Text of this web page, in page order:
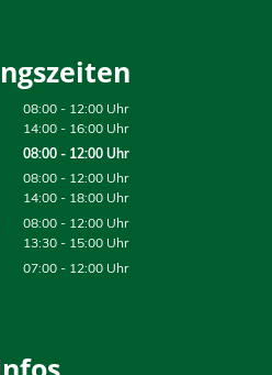
08:00 - 12:00 Uhr
14:00 - 16:00 Uhr
08:00- 12:00Uhr
08:00 - 12:00 Uhr
14:00 - 18:00 Uhr
08:00 - 12:00 Uhr
13:30 - 15:00 Uhr
07:00 - 12:00 Uhr